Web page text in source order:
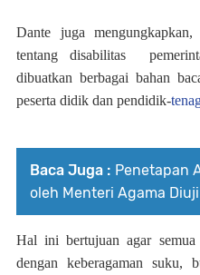
Dante juga mengungkapkan,
tentang disabilitas
dibuatkan berbagai bahan
peserta didik dan pendidik-
Baca Juga : Penetapan
oleh Menteri Agama Diuji
Hal ini bertujuan agar semua
dengan keberagaman suku,